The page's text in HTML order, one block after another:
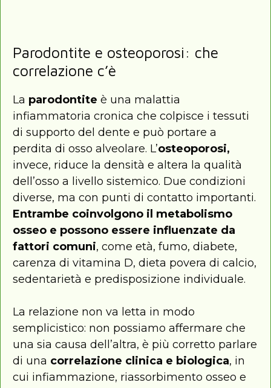
Parodontite e osteoporosi: che
correlazione c’è
La parodontite è una malattia
infiammatoria cronica che colpisce i tessuti
di supporto del dente e può portare a
perdita di osso alveolare. L’osteoporosi,
invece, riduce la densità e altera la qualità
dell’osso a livello sistemico. Due condizioni
diverse, ma con punti di contatto importanti.
Entrambe coinvolgono il metabolismo
osseo e possono essere influenzate da
fattori comuni, come età, fumo, diabete,
carenza di vitamina D, dieta povera di calcio,
sedentarietà e predisposizione individuale.
La relazione non va letta in modo
semplicistico: non possiamo affermare che
una sia causa dell’altra, è più corretto parlare
di una correlazione clinica e biologica, in
cui infiammazione, riassorbimento osseo e